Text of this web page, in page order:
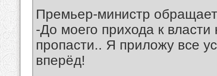
Премьер-министр
-До моего прихода к
пропасти.. Я приложу все
вперёд!